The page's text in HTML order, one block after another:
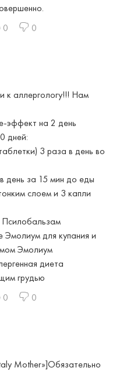
0 0
к аллергологу!!! Нам
эффект на 2 день
дней:
3 раза в день во
день за 15 мин до еды
слоем и 3 капли
Эмолиум для купания и
Эмолиум
диета
грудью
0 0
Mother»]Обязательно